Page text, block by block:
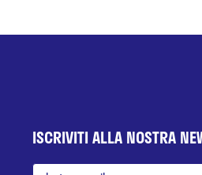
ISCRIVITI ALLA NOSTRA